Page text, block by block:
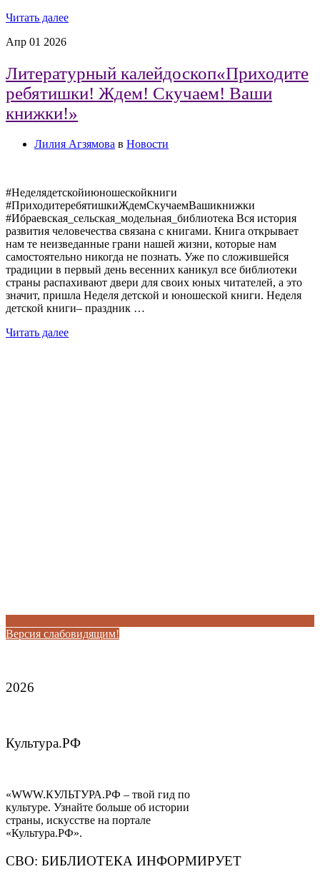
Читать далее
Апр 01 2026
Литературный калейдоскоп«Приходите
ребятишки! Ждем! Скучаем! Ваши
книжки!»
Лилия Агзямова в Новости
#Неделядетскойиюношескойкниги
#ПриходитеребятишкиЖдемСкучаемВашикнижки
#Ибраевская_сельская_модельная_библиотека Вся история
развития человечества связана с книгами. Книга открывает
нам те неизведанные грани нашей жизни, которые нам
самостоятельно никогда не познать. Уже по сложившейся
традиции в первый день весенних каникул все библиотеки
страны распахивают двери для своих юных читателей, а это
значит, пришла Неделя детской и юношеской книги. Неделя
детской книги– праздник …
Читать далее
Версия слабовидящим!
2026
Культура.РФ
«WWW.КУЛЬТУРА.РФ – твой гид по
культуре. Узнайте больше об истории
страны, искусстве на портале
«Культура.РФ».
СВО: БИБЛИОТЕКА ИНФОРМИРУЕТ